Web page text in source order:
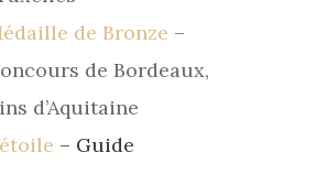
de Bronze –
de Bordeaux,
d’Aquitaine
– Guide